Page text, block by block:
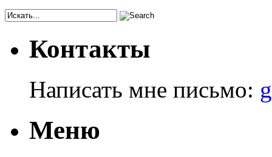
Контакты
Написать мне письмо:
Меню